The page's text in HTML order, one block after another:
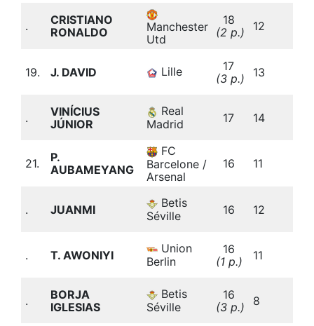
.
CRISTIANO
RONALDO
Manchester
Utd
18
(2 p.)
12
19. J. DAVID Lille
17
(3 p.)
13
.
VINÍCIUS
JÚNIOR
Real
Madrid
17 14
21.
P.
AUBAMEYANG
FC
Barcelone /
Arsenal
16 11
. JUANMI
Betis
Séville
16 12
. T. AWONIYI
Union
Berlin
16
(1 p.)
11
.
BORJA
IGLESIAS
Betis
Séville
16
(3 p.)
8